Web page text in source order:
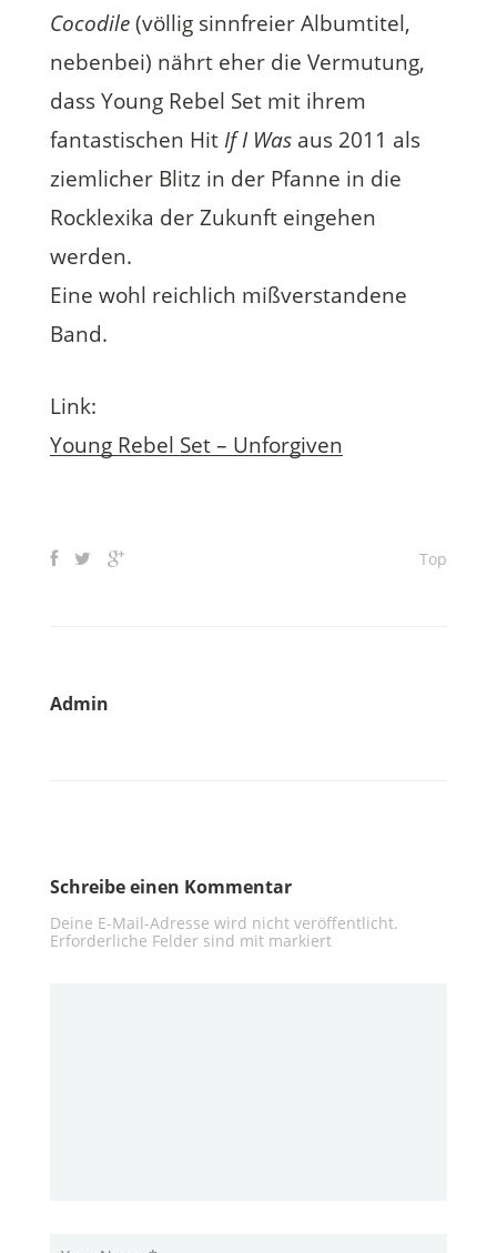
Cocodile(völlig sinnfreier Albumtitel,
nebenbei) nährt eher die Vermutung,
dass Young Rebel Set mit ihrem
fantastischen Hit If I Wasaus 2011 als
ziemlicher Blitz in der Pfanne in die
Rocklexika der Zukunft eingehen
werden.
Eine wohl reichlich mißverstandene
Band.
Link:
Young Rebel Set – Unforgiven
Top
Admin
Schreibe einen Kommentar
Deine E-Mail-Adresse wird nicht veröffentlicht.
Erforderliche Felder sind mit markiert